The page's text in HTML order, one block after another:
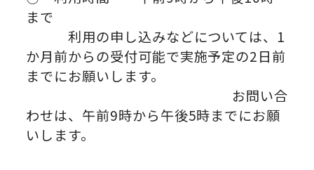
まで
利用の申し込みなどについては、1
か月前からの受付可能で実施予定の2日前
までにお願いします。
お問い合
わせは、午前9時から午後5時までにお願
いします。